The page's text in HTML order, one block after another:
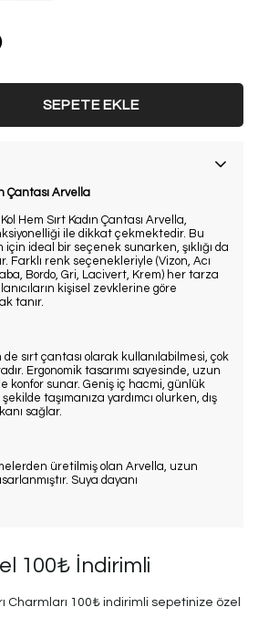
SEPETE EKLE
Çantası Arvella
Hem Sırt Kadın Çantası Arvella,
ile dikkat çekmektedir. Bu
ideal bir seçenek sunarken, şıklığı da
Farklı renk seçenekleriyle (Vizon, Acı
Bordo, Gri, Lacivert, Krem) her tarza
kişisel zevklerine göre
tanır.
sırt çantası olarak kullanılabilmesi, çok
Ergonomik tasarımı sayesinde, uzun
konfor sunar. Geniş iç hacmi, günlük
taşımanıza yardımcı olurken, dış
sağlar.
üretilmiş olan Arvella, uzun
Suya dayanı
100₺ İndirimli
Charmları 100₺ indirimli sepetinize özel